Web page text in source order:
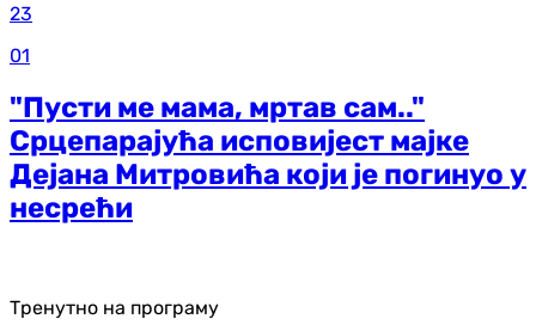
23
01
"Пусти ме мама, мртав сам.."
Срцепарајућа исповијест мајке
Дејана Митровића који је погинуо у
несрећи
Тренутно на програму